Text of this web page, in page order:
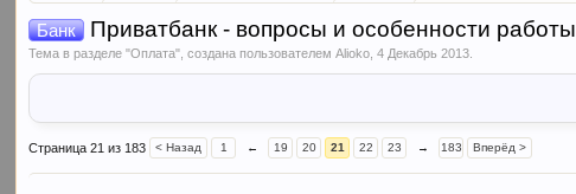
Банк Приватбанк - вопросы и особенности работы
Тема в разделе "Оплата", создана пользователемAlioko ,4 Декабрь 2013
Страница 21 из 183 < Назад 1 ← 19 20 21 22 23 → 183 Вперёд >